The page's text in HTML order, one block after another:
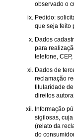
observado o
Pedido:
que seja feito
Dados
para
telefone,
Dados de
reclamação
titularidade
direitos
Informação
sigilosas,
(relato da
do